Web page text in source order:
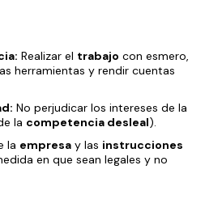
Realizar el trabajo con esmero,
herramientas y rendir cuentas
No perjudicar los intereses de la
la competencia desleal).
la empresa y las instrucciones
en que sean legales y no